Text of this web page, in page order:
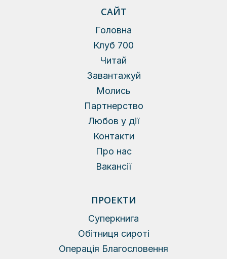
САЙТ
Головна
Клуб 700
Читай
Завантажуй
Молись
Партнерство
Любов у дії
Контакти
Про нас
Вакансії
ПРОЕКТИ
Суперкнига
Обітниця сироті
Операція Благословення